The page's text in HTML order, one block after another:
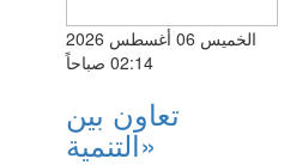
الخميس 06 أغسطس 2026
02:14 صباحاً
تعاون بين
«التنمية